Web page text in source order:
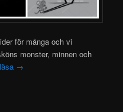
för många och vi
monster, minnen och
→